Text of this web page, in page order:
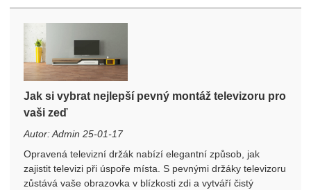
Jak si vybrat nejlepší pevný montáž televizoru pro
vaši zeď
Autor: Admin 25-01-17
Opravená televizní držák nabízí elegantní způsob, jak
zajistit televizi při úspoře místa. S pevnými držáky televizoru
zůstává vaše obrazovka v blízkosti zdi a vytváří čistý